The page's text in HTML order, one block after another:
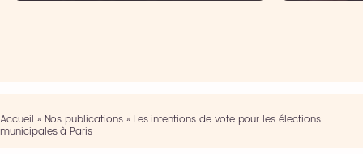
Accueil » Nos publications» Les intentions de vote pour les élections
municipales à Paris